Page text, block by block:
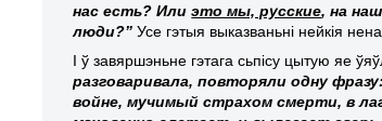
нас есть? Илиэто мы, русские, на
люди?”Усе гэтыя выказваньні нейкія
І ў завяршэньне гэтага сьпісу цытую яе
разговаривала, повторяли одну
войне, мучимый страхом смерти, в